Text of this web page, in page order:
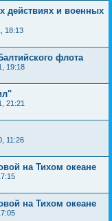
действиях и военных
18:13
флота
19:18
21:21
11:26
на Тихом океане
на Тихом океане